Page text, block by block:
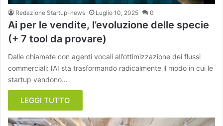
Redazione Startup-news Luglio 10, 2025 0
Ai per le vendite, l’evoluzione delle specie
(+ 7 tool da provare)
Dalle chiamate con agenti vocali all’ottimizzazione dei flussi
commerciali: l’AI sta trasformando radicalmente il modo in cui le
startup vendono…
LEGGI TUTTO